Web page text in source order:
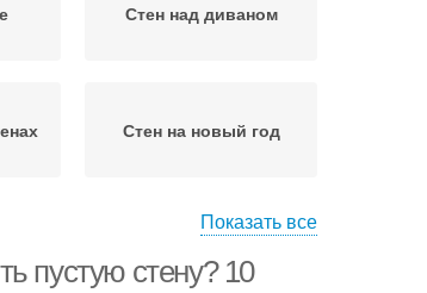
Стен над диваном
Стен на новый год
Показать все
пустую стену? 10